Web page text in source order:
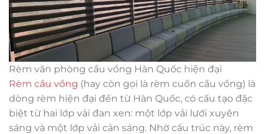
Rèm văn phòng cầu vồng Hàn Quốc hiện đại
Rèm cầu vồng (hay còn gọi là rèm cuốn cầu vồng) là
dòng rèm hiện đại đến từ Hàn Quốc, có cấu tạo đặc
biệt từ hai lớp vải đan xen: một lớp vải lưới xuyên
sáng và một lớp vải cản sáng. Nhờ cấu trúc này, rèm